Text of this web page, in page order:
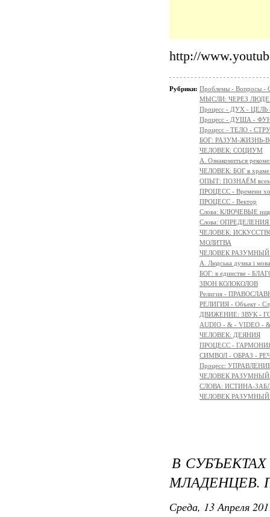
http://
Рубрики: Проблемы - Вопросы -
МЫСЛИ: ЧЕРЕЗ
Процесс - ДУХ -
Процесс - ДУША -
Процесс - ТЕЛО -
БОГ: РАЗУМ-ЖИЗНЬ-
ЧЕЛОВЕК: СОЦИУМ
А. Ознакомиться
ЧЕЛОВЕК: БОГ в
ОПЫТ: ПОЗНАЁМ всем
ПРОЦЕСС - Времени
ПРОЦЕСС - Вектор
Слова: КЛЮЧЕВЫЕ
Слова:
ЧЕЛОВЕК:
МОЛИТВА
ЧЕЛОВЕК
A. Людська думка і мова
БОГ: в единстве -
ЗВОН КОЛОКОЛОВ
Религия -
РЕЛИГИЯ - Объект -
ДВИЖЕНИЕ: ЗВУК -
AUDIO - & - VIDEO -
ЧЕЛОВЕК: ДЕЯНИЯ
ПРОЦЕСС -
СИМВОЛ - ОБРАЗ -
Процесс:
ЧЕЛОВЕК
СЛОВА: ИСТИНА-
ЧЕЛОВЕК РАЗУМНЫЙ:
В
МЛАДЕНЦЕВ.
Среда, 13 Апреля